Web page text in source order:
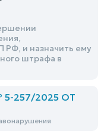
РФ, и назначить ему
штрафа в
257/2025 ОТ